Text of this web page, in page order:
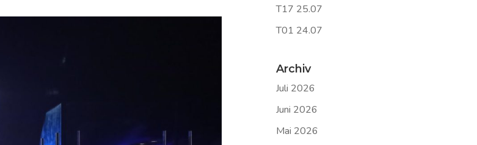
T17 25.07
T01 24.07
Archiv
Juli 2026
Juni 2026
Mai 2026